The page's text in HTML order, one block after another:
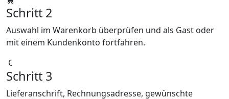
Schritt 2
Auswahl im Warenkorb überprüfen und als Gast oder
mit einem Kundenkonto fortfahren.
Schritt 3
Lieferanschrift, Rechnungsadresse, gewünschte